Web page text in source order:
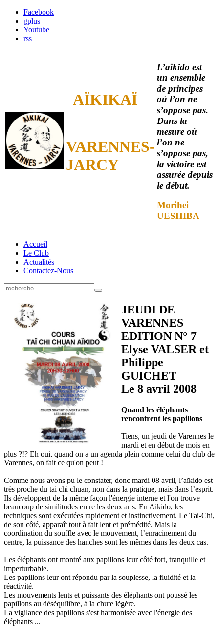
Facebook
gplus
Youtube
rss
AÏKIKAÏ
VARENNES-
JARCY
L’aïkido est
un ensemble
de principes
où l’on ne
s’oppose pas.
Dans la
mesure où
l’on ne
s’oppose pas,
la victoire est
assurée depuis
le début.
Morihei
UESHIBA
Accueil
Le Club
Actualités
Contactez-Nous
JEUDI DE
VARENNES
EDITION N° 7
Elyse VALSER et
Philippe
GUICHET
Le 8 avril 2008
Quand les éléphants
rencontrent les papillons
Tiens, un jeudi de Varennes le
mardi et en début de mois en
plus ?!? Eh oui, quand on a un agenda plein comme celui du club de
Varennes, on fait ce qu'on peut !
Comme nous avons pu le constater, donc mardi 08 avril, l’aïkido est
très proche du tai chi chuan, non dans la pratique, mais dans l’esprit.
Ils développent de la même façon l'énergie interne et l'on trouve
beaucoup de similitudes entre les deux arts. En Aikido, les
techniques sont exécutées rapidement et instinctivement. Le Tai-Chi,
de son côté, apparaît tout à fait lent et prémédité. Mais la
coordination du souffle avec le mouvement, l’enracinement du
centre, la puissance des hanches sont les mêmes dans les deux cas.
Les éléphants ont montré aux papillons leur côté fort, tranquille et
imperturbable.
Les papillons leur ont répondu par la souplesse, la fluidité et la
réactivité.
Les mouvements lents et puissants des éléphants ont poussé les
papillons au déséquilibre, à la chute légère.
La vigilance des papillons s'est harmonisée avec l'énergie des
éléphants ...